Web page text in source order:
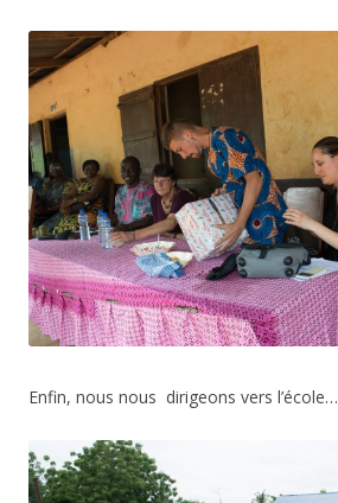
Enfin, nous nous dirigeons vers l’école…